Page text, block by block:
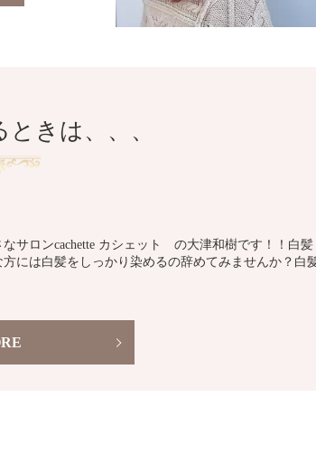
きは、、、
サロンcachette カシェット の大津和樹です！！白髪
には白髪をしっかり染めるの辞めてみませんか？白